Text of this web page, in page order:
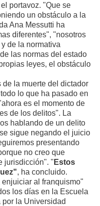
portavoz. "Que se
un obstáculo a la
Ana Messutti ha
diferentes", "nosotros
de la normativa
las normas del estado
leyes, el obstáculo
la muerte del dictador
lo que ha pasado en
es el momento de
de los delitos". La
hablando de un delito
sigue negando el juicio
presentando
no creo que
jurisdicción". " Estos
, ha concluido.
al franquismo"
los días en la Escuela
la Universidad